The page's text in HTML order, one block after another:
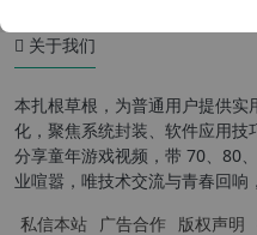
关于我们
本扎根草根，为普通用户提供实
化，聚焦系统封装、软件应用
分享童年游戏视频，带 70、80
业喧嚣，唯技术交流与青春回响
私信本站 广告合作 版权声明